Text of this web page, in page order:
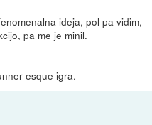
ideja, pol pa vidim,
pa me je minil.
esque igra.